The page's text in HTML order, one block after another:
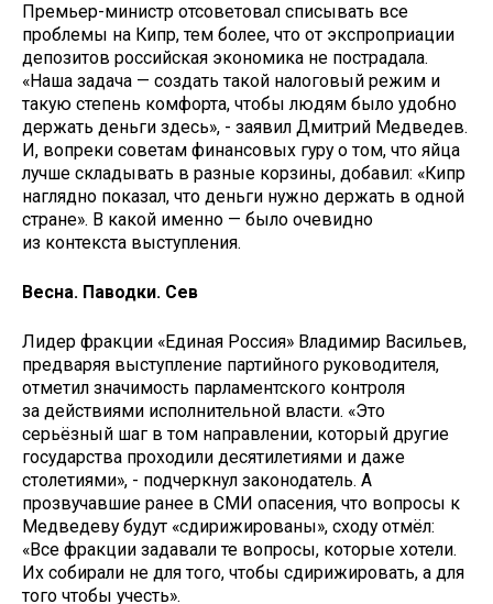
Премьер-министр отсоветовал списывать все
проблемы на Кипр, тем более, что от экспроприации
депозитов российская экономика не пострадала.
«Наша задача — создать такой налоговый режим и
такую степень комфорта, чтобы людям было удобно
держать деньги здесь», - заявил Дмитрий Медведев.
И, вопреки советам финансовых гуру о том, что яйца
лучше складывать в разные корзины, добавил: «Кипр
наглядно показал, что деньги нужно держать в одной
стране». В какой именно — было очевидно
из контекста выступления.
Весна. Паводки. Сев
Лидер фракции «Единая Россия» Владимир Васильев,
предваряя выступление партийного руководителя,
отметил значимость парламентского контроля
за действиями исполнительной власти. «Это
серьёзный шаг в том направлении, который другие
государства проходили десятилетиями и даже
столетиями», - подчеркнул законодатель. А
прозвучавшие ранее в СМИ опасения, что вопросы к
Медведеву будут «сдирижированы», сходу отмёл:
«Все фракции задавали те вопросы, которые хотели.
Их собирали не для того, чтобы сдирижировать, а для
того чтобы учесть».